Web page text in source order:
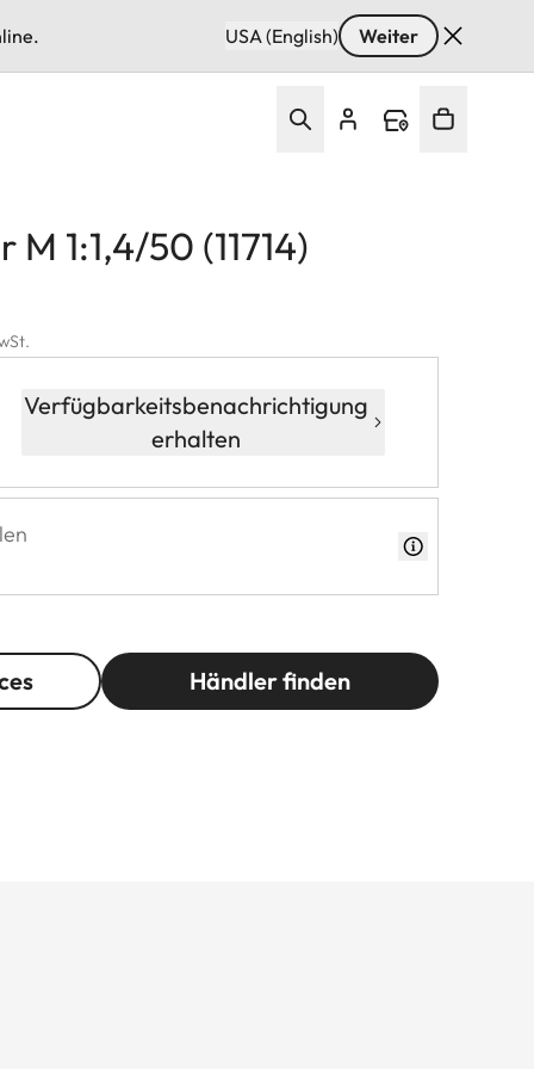
USA (English) Weiter
1:1,4/50 (11714)
Verfügbarkeitsbenachrichtigung
erhalten
Händler finden